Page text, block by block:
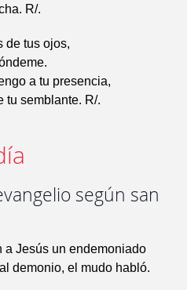
R/.
de tus ojos,
a tu presencia,
tu semblante. R/.
según san
a Jesús un endemoniado
demonio, el mudo habló.